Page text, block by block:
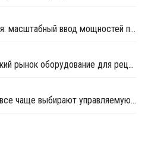
Ближневосточная экспансия: масштабный ввод мощностей полиолефинов усилит профицит на мировом рынке
АВЕКС выводит на российский рынок оборудование для рециклинга Avian Machinery
Переработчики пластмасс все чаще выбирают управляемую вторичную гранулу